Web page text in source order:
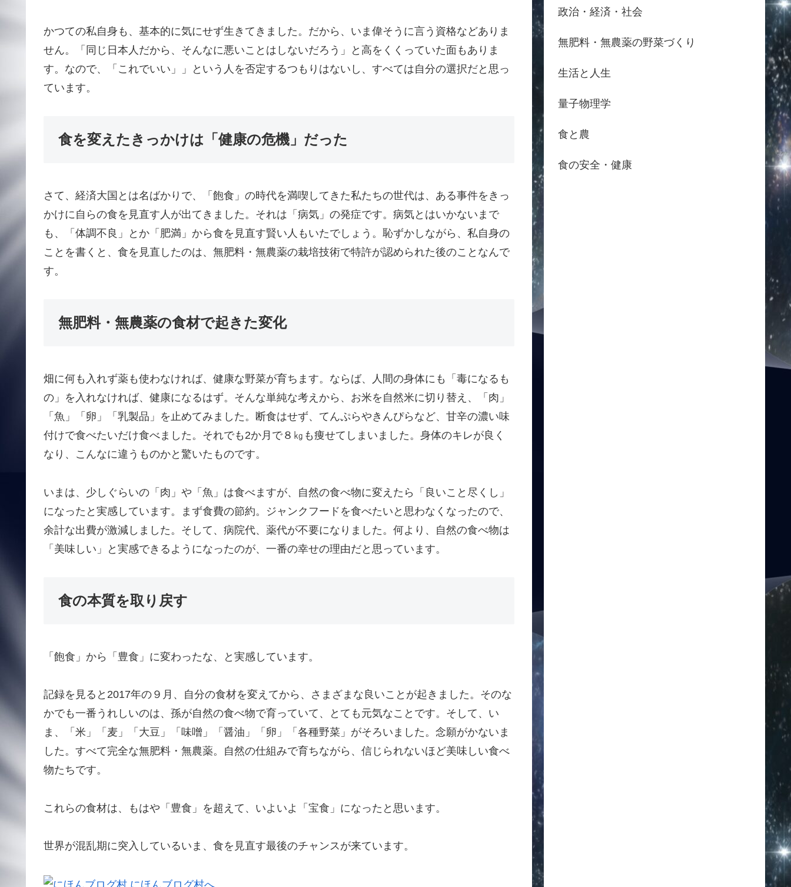
かつての私自身も、基本的に気にせず生きてきました。だから、いま偉そうに言う資格などありま
せん。「同じ日本人だから、そんなに悪いことはしないだろう」と高をくくっていた面もありま
す。なので、「これでいい」」という人を否定するつもりはないし、すべては自分の選択だと思っ
ています。
食を変えたきっかけは「健康の危機」だった
さて、経済大国とは名ばかりで、「飽食」の時代を満喫してきた私たちの世代は、ある事件をきっ
かけに自らの食を見直す人が出てきました。それは「病気」の発症です。病気とはいかないまで
も、「体調不良」とか「肥満」から食を見直す賢い人もいたでしょう。恥ずかしながら、私自身の
ことを書くと、食を見直したのは、無肥料・無農薬の栽培技術で特許が認められた後のことなんで
す。
無肥料・無農薬の食材で起きた変化
畑に何も入れず薬も使わなければ、健康な野菜が育ちます。ならば、人間の身体にも「毒になるも
の」を入れなければ、健康になるはず。そんな単純な考えから、お米を自然米に切り替え、「肉」
「魚」「卵」「乳製品」を止めてみました。断食はせず、てんぷらやきんぴらなど、甘辛の濃い味
付けで食べたいだけ食べました。それでも2か月で８㎏も痩せてしまいました。身体のキレが良く
なり、こんなに違うものかと驚いたものです。
いまは、少しぐらいの「肉」や「魚」は食べますが、自然の食べ物に変えたら「良いこと尽くし」
になったと実感しています。まず食費の節約。ジャンクフードを食べたいと思わなくなったので、
余計な出費が激減しました。そして、病院代、薬代が不要になりました。何より、自然の食べ物は
「美味しい」と実感できるようになったのが、一番の幸せの理由だと思っています。
食の本質を取り戻す
「飽食」から「豊食」に変わったな、と実感しています。
記録を見ると2017年の９月、自分の食材を変えてから、さまざまな良いことが起きました。そのな
かでも一番うれしいのは、孫が自然の食べ物で育っていて、とても元気なことです。そして、い
ま、「米」「麦」「大豆」「味噌」「醤油」「卵」「各種野菜」がそろいました。念願がかないま
した。すべて完全な無肥料・無農薬。自然の仕組みで育ちながら、信じられないほど美味しい食べ
物たちです。
これらの食材は、もはや「豊食」を超えて、いよいよ「宝食」になったと思います。
世界が混乱期に突入しているいま、食を見直す最後のチャンスが来ています。
政治・経済・社会
無肥料・無農薬の野菜づくり
生活と人生
量子物理学
食と農
食の安全・健康